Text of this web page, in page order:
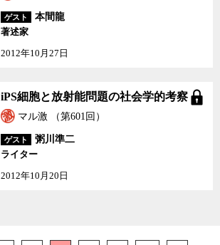
ゲスト
本間龍
著述家
2012年10月27日
iPS細胞と放射能問題の社会学的考察
マル激 （第601回）
ゲスト
粥川準二
ライター
2012年10月20日